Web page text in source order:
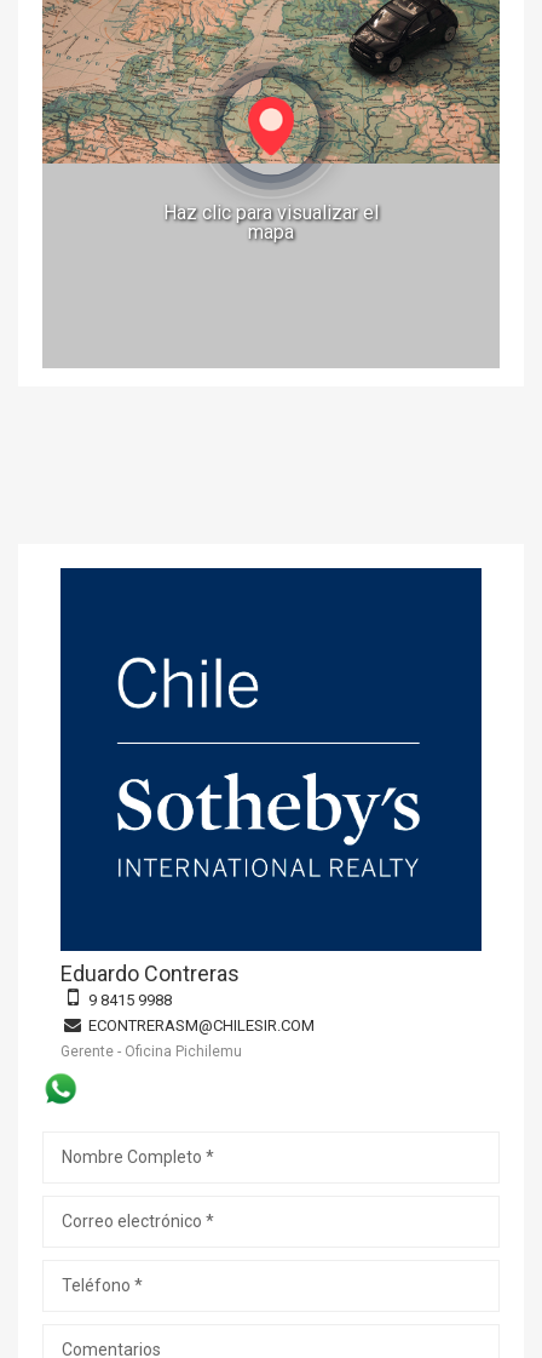
Haz clic para visualizar el
mapa
Eduardo Contreras
9 8415 9988
ECONTRERASM@CHILESIR.COM
Gerente - Oficina Pichilemu